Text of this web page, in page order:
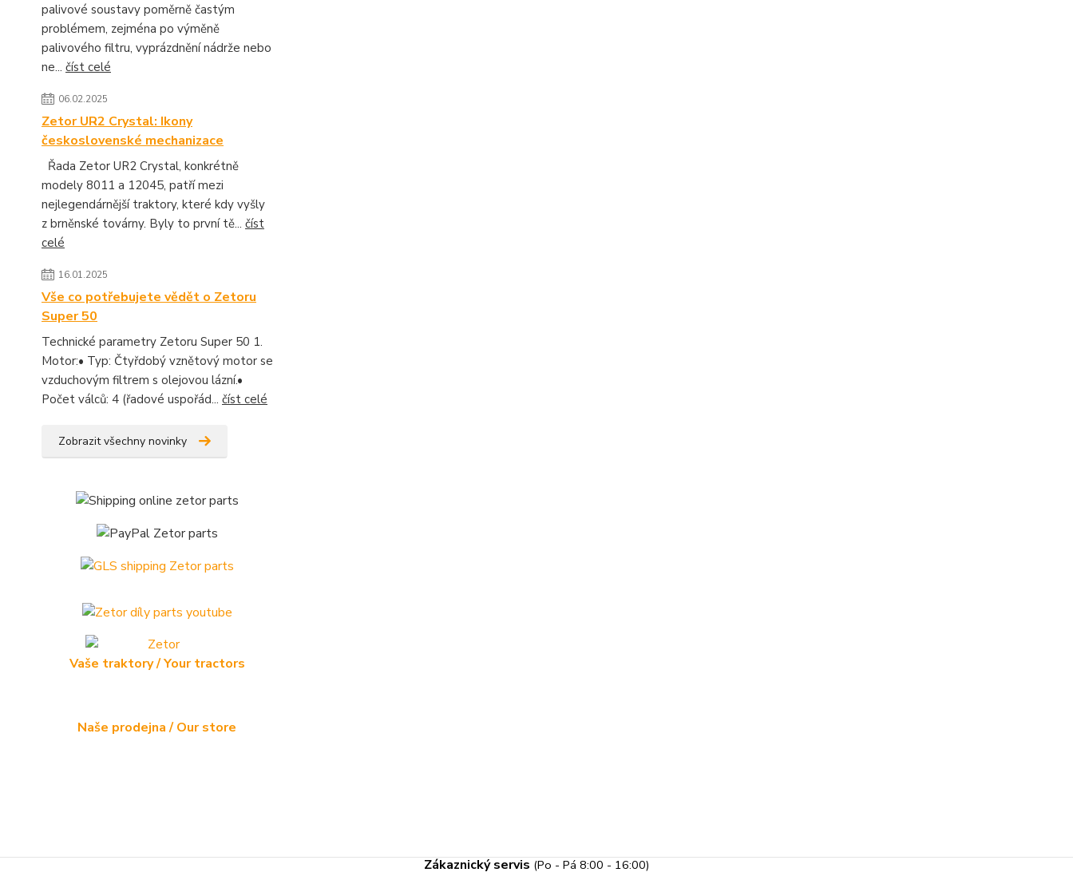
palivové soustavy poměrně častým
problémem, zejména po výměně
palivového filtru, vyprázdnění nádrže nebo
ne... číst celé
06.02.2025
Zetor UR2 Crystal: Ikony
československé mechanizace
Řada Zetor UR2 Crystal, konkrétně
modely 8011 a 12045, patří mezi
nejlegendárnější traktory, které kdy vyšly
z brněnské továrny. Byly to první tě... číst
celé
16.01.2025
Vše co potřebujete vědět o Zetoru
Super 50
Technické parametry Zetoru Super 50 1.
Motor:• Typ: Čtyřdobý vznětový motor se
vzduchovým filtrem s olejovou lázní.•
Počet válců: 4 (řadové uspořád... číst celé
Zobrazit všechny novinky
Vaše traktory / Your tractors
Naše prodejna / Our store
Zákaznický servis (Po - Pá 8:00 - 16:00)